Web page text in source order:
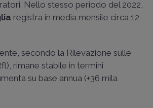
Nello stesso periodo del 2022,
registra in media mensile circa 12
secondo la Rilevazione sulle
rimane stabile in termini
su base annua (+36 mila